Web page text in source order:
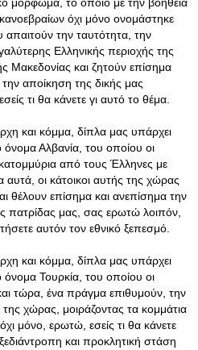
όχι μόνο ονομάστηκε
απαιτούν την ταυτότητα, την
Ελληνικής περιοχής της
Μακεδονίας και ζητούν επίσημα
αποίκηση της δικής μας
τι θα κάνετε γι αυτό το θέμα.
και κόμμα, δίπλα μας υπάρχει
όνομα Αλβανία, του οποίου οι
από τους Έλληνες με
οι κάτοικοι αυτής της χώρας
θέλουν επίσημα και ανεπίσημα την
πατρίδας μας, σας ερωτώ λοιπόν,
αυτόν τον εθνικό ξεπεσμό.
και κόμμα, δίπλα μας υπάρχει
όνομα Τουρκία, του οποίου οι
τώρα, ένα πράγμα επιθυμούν, την
χώρας, μοιράζοντας τα κομμάτια
μόνο, ερωτώ, εσείς τι θα κάνετε
και προκλητική στάση